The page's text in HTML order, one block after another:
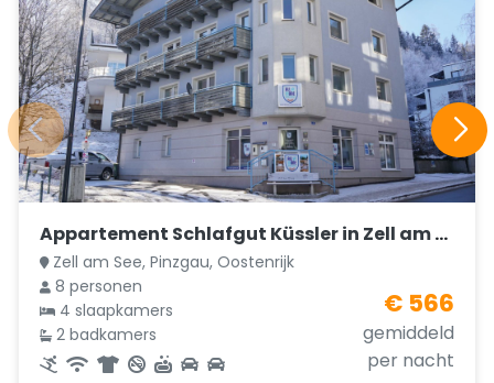
Appartement Schlafgut Küssler in Zell am See
Zell am See, Pinzgau, Oostenrijk
8 personen
4 slaapkamers
2 badkamers
€ 566
gemiddeld
per nacht